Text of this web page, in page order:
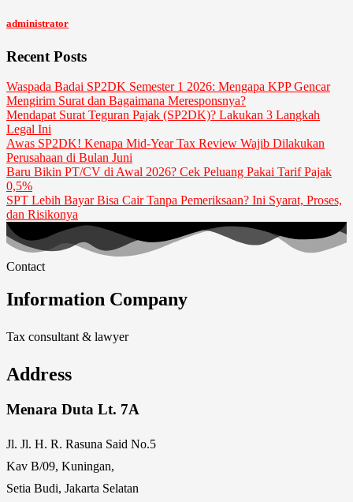
administrator
Recent Posts
Waspada Badai SP2DK Semester 1 2026: Mengapa KPP Gencar
Mengirim Surat dan Bagaimana Meresponsnya?
Mendapat Surat Teguran Pajak (SP2DK)? Lakukan 3 Langkah
Legal Ini
Awas SP2DK! Kenapa Mid-Year Tax Review Wajib Dilakukan
Perusahaan di Bulan Juni
Baru Bikin PT/CV di Awal 2026? Cek Peluang Pakai Tarif Pajak
0,5%
SPT Lebih Bayar Bisa Cair Tanpa Pemeriksaan? Ini Syarat, Proses,
dan Risikonya
Contact
Information Company
Tax consultant & lawyer
Address
Menara Duta Lt. 7A
Jl. Jl. H. R. Rasuna Said No.5
Kav B/09, Kuningan,
Setia Budi, Jakarta Selatan